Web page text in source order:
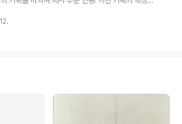
라고 할 수 있다. 소위 70년대 백색 단색조 신드롬이
60년대 말부터 이우환의 이론들과 모노하 미술의
당한 영향을 주고 있었다. 1972년 제 1회 앙데팡당..